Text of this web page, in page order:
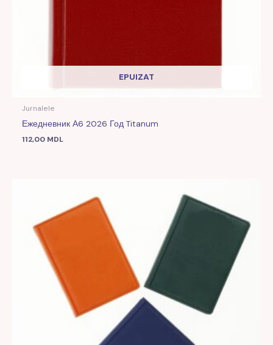
EPUIZAT
Jurnalele
Ежедневник А6 2026 Год Titanum
112,00 MDL